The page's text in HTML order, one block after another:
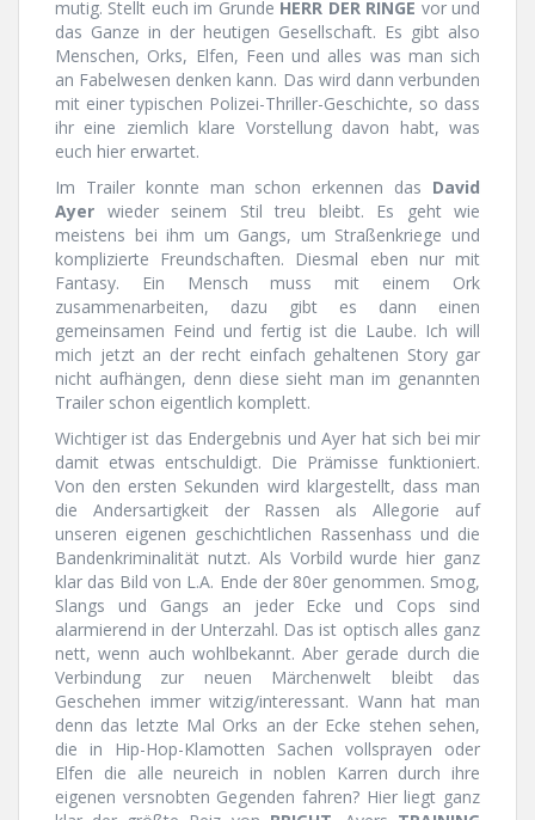
mutig. Stellt euch im Grunde HERR DER RINGE vor und
das Ganze in der heutigen Gesellschaft. Es gibt also
Menschen, Orks, Elfen, Feen und alles was man sich
an Fabelwesen denken kann. Das wird dann verbunden
mit einer typischen Polizei-Thriller-Geschichte, so dass
ihr eine ziemlich klare Vorstellung davon habt, was
euch hier erwartet.
Im Trailer konnte man schon erkennen das David
Ayer wieder seinem Stil treu bleibt. Es geht wie
meistens bei ihm um Gangs, um Straßenkriege und
komplizierte Freundschaften. Diesmal eben nur mit
Fantasy. Ein Mensch muss mit einem Ork
zusammenarbeiten, dazu gibt es dann einen
gemeinsamen Feind und fertig ist die Laube. Ich will
mich jetzt an der recht einfach gehaltenen Story gar
nicht aufhängen, denn diese sieht man im genannten
Trailer schon eigentlich komplett.
Wichtiger ist das Endergebnis und Ayer hat sich bei mir
damit etwas entschuldigt. Die Prämisse funktioniert.
Von den ersten Sekunden wird klargestellt, dass man
die Andersartigkeit der Rassen als Allegorie auf
unseren eigenen geschichtlichen Rassenhass und die
Bandenkriminalität nutzt. Als Vorbild wurde hier ganz
klar das Bild von L.A. Ende der 80er genommen. Smog,
Slangs und Gangs an jeder Ecke und Cops sind
alarmierend in der Unterzahl. Das ist optisch alles ganz
nett, wenn auch wohlbekannt. Aber gerade durch die
Verbindung zur neuen Märchenwelt bleibt das
Geschehen immer witzig/interessant. Wann hat man
denn das letzte Mal Orks an der Ecke stehen sehen,
die in Hip-Hop-Klamotten Sachen vollsprayen oder
Elfen die alle neureich in noblen Karren durch ihre
eigenen versnobten Gegenden fahren? Hier liegt ganz